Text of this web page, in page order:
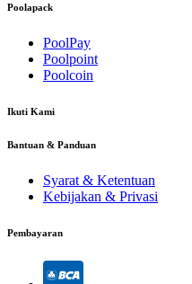
Poolapack
PoolPay
Poolpoint
Poolcoin
Ikuti Kami
Bantuan & Panduan
Syarat & Ketentuan
Kebijakan & Privasi
Pembayaran